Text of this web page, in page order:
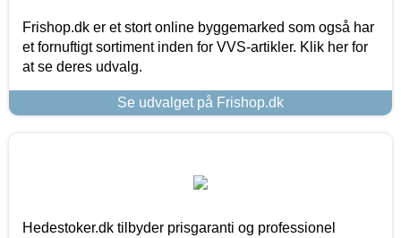
Frishop.dk er et stort online byggemarked som også har
et fornuftigt sortiment inden for VVS-artikler. Klik her for
at se deres udvalg.
Se udvalget på Frishop.dk
Hedestoker.dk tilbyder prisgaranti og professionel